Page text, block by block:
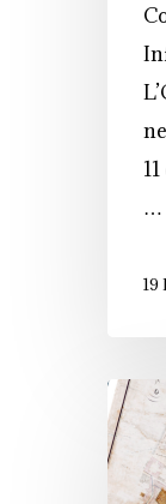
…
19
Canali
di